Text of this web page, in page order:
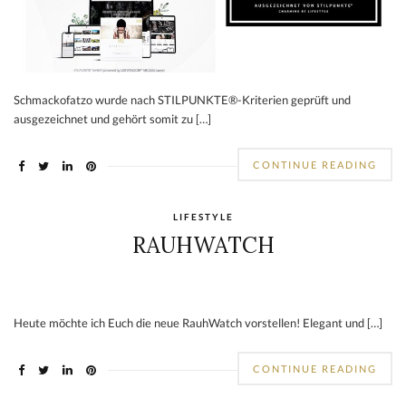
Schmackofatzo wurde nach STILPUNKTE®-Kriterien geprüft und
ausgezeichnet und gehört somit zu […]
CONTINUE READING
LIFESTYLE
RAUHWATCH
Heute möchte ich Euch die neue RauhWatch vorstellen! Elegant und […]
CONTINUE READING